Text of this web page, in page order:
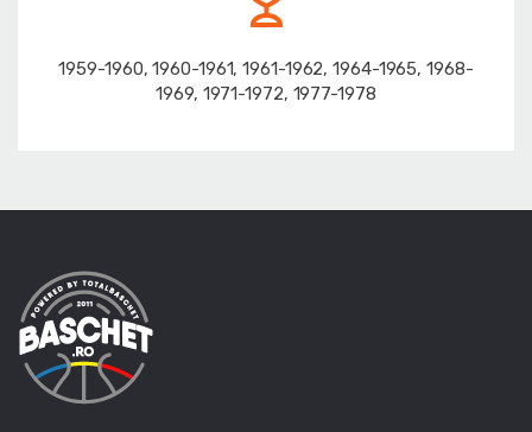
1959-1960, 1960-1961, 1961-1962, 1964-1965, 1968-
1969, 1971-1972, 1977-1978